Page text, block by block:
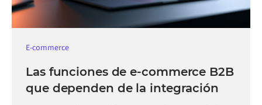
E-commerce
Las funciones de e-commerce B2B
que dependen de la integración